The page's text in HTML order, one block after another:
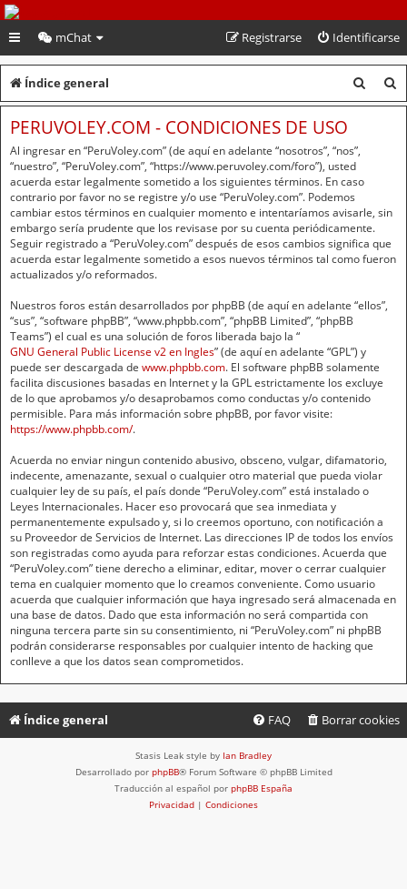
PeruVoley.com
mChat Identificarse
Registrarse
Índice general
u
u
r
PERUVOLEY.COM - CONDICIONES DE USO
Al ingresar en “PeruVoley.com” (de aquí en adelante “nosotros”, “nos”,
“nuestro”, “PeruVoley.com”, “https://www.peruvoley.com/foro”), usted
acuerda estar legalmente sometido a los siguientes términos. En caso
contrario por favor no se registre y/o use “PeruVoley.com”. Podemos
cambiar estos términos en cualquier momento e intentaríamos avisarle, sin
embargo sería prudente que los revisase por su cuenta periódicamente.
Seguir registrado a “PeruVoley.com” después de esos cambios significa que
acuerda estar legalmente sometido a esos nuevos términos tal como fueron
actualizados y/o reformados.
Nuestros foros están desarrollados por phpBB (de aquí en adelante “ellos”,
“sus”, “software phpBB”, “www.phpbb.com”, “phpBB Limited”, “phpBB
Teams”) el cual es una solución de foros liberada bajo la “
GNU General Public License v2 en Ingles” (de aquí en adelante “GPL”) y
puede ser descargada de www.phpbb.com. El software phpBB solamente
facilita discusiones basadas en Internet y la GPL estrictamente los excluye
de lo que aprobamos y/o desaprobamos como conductas y/o contenido
permisible. Para más información sobre phpBB, por favor visite:
https://www.phpbb.com/.
Acuerda no enviar ningun contenido abusivo, obsceno, vulgar, difamatorio,
indecente, amenazante, sexual o cualquier otro material que pueda violar
cualquier ley de su país, el país donde “PeruVoley.com” está instalado o
Leyes Internacionales. Hacer eso provocará que sea inmediata y
permanentemente expulsado y, si lo creemos oportuno, con notificación a
su Proveedor de Servicios de Internet. Las direcciones IP de todos los envíos
son registradas como ayuda para reforzar estas condiciones. Acuerda que
“PeruVoley.com” tiene derecho a eliminar, editar, mover o cerrar cualquier
tema en cualquier momento que lo creamos conveniente. Como usuario
acuerda que cualquier información que haya ingresado será almacenada en
una base de datos. Dado que esta información no será compartida con
ninguna tercera parte sin su consentimiento, ni “PeruVoley.com” ni phpBB
podrán considerarse responsables por cualquier intento de hacking que
conlleve a que los datos sean comprometidos.
Índice general Borrar cookies
FAQ
Stasis Leak style by Ian Bradley
Desarrollado por phpBB® Forum Software © phpBB Limited
Traducción al español por phpBB España
Privacidad | Condiciones